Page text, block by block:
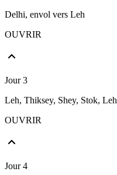
Delhi, envol vers Leh
OUVRIR
Jour 3
Leh, Thiksey, Shey, Stok, Leh
OUVRIR
Jour 4